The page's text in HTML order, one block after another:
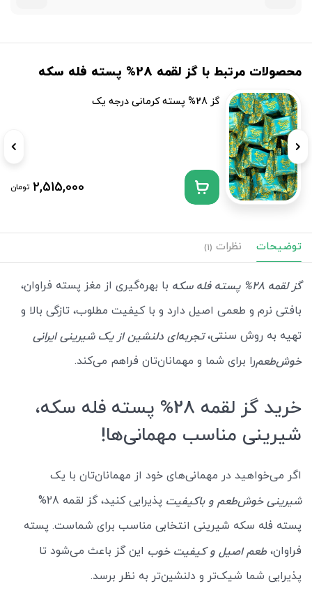
محصولات مرتبط با گز لقمه 28% پسته فله سکه
گز 28% پسته کرمانی درجه یک
2,515,000 تومان
توضیحات نظرات (1)
گز لقمه 28% پسته فله سکه
با بهره‌گیری از مغز پسته فراوان،
بافتی نرم و طعمی اصیل دارد و با کیفیت مطلوب، تازگی بالا و
تهیه به روش سنتی،تجربه‌ای دلنشین از یک شیرینی ایرانی
خوش‌طعمرا برای شما و مهمانان‌تان فراهم می‌کند.
خرید گز لقمه 28% پسته فله سکه،
شیرینی مناسب مهمانی‌ها!
اگر می‌خواهید در مهمانی‌های خود از مهمانان‌تان با یک
شیرینی خوش‌طعم و باکیفیت
پذیرایی کنید، گز لقمه 28%
پسته فله سکه شیرینی انتخابی مناسب برای شماست. پسته
فراوان، طعم اصیل و کیفیت خوب این گز باعث می‌شود تا
پذیرایی شما شیک‌تر و دلنشین‌تر به نظر برسد.